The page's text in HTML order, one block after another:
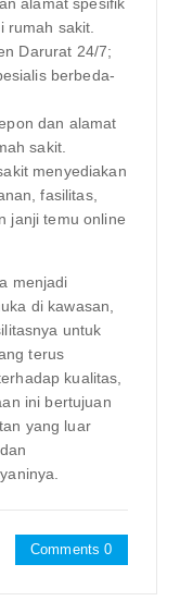
rumah sakit.
Darurat 24/7;
berbeda-
dan alamat
sakit.
menyediakan
fasilitas,
janji temu online
menjadi
di kawasan,
untuk
terus
kualitas,
ini bertujuan
yang luar
Comments 0